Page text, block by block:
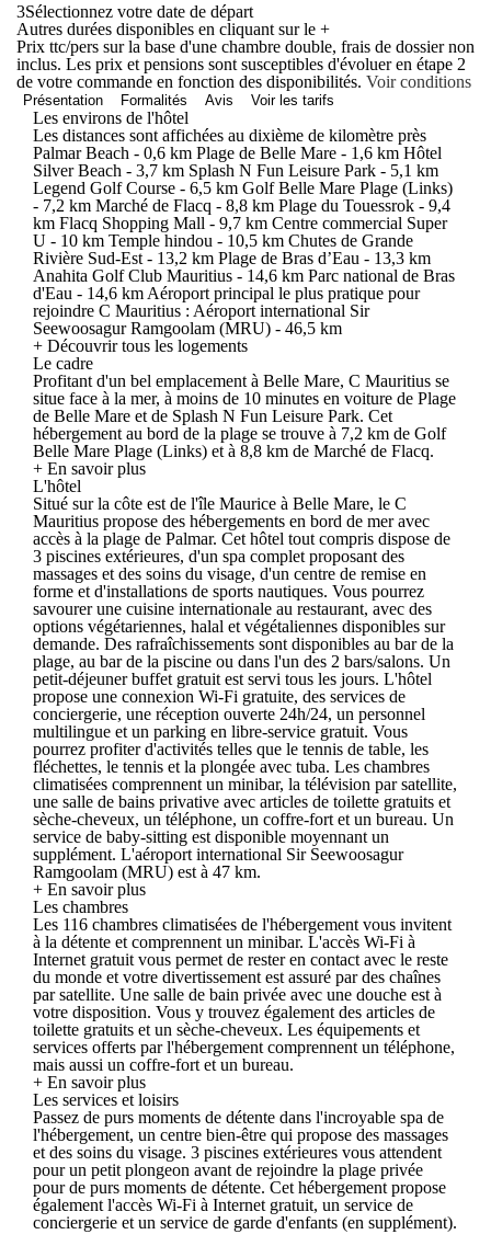
3Sélectionnez votre date de départ
Autres durées disponibles en cliquant sur le +
Prix ttc/pers sur la base d'une chambre double, frais de dossier non
inclus. Les prix et pensions sont susceptibles d'évoluer en étape 2
de votre commande en fonction des disponibilités. Voir conditions
Présentation Formalités Avis Voir les tarifs
Les environs de l'hôtel
Les distances sont affichées au dixième de kilomètre près
Palmar Beach - 0,6 km Plage de Belle Mare - 1,6 km Hôtel
Silver Beach - 3,7 km Splash N Fun Leisure Park - 5,1 km
Legend Golf Course - 6,5 km Golf Belle Mare Plage (Links)
- 7,2 km Marché de Flacq - 8,8 km Plage du Touessrok - 9,4
km Flacq Shopping Mall - 9,7 km Centre commercial Super
U - 10 km Temple hindou - 10,5 km Chutes de Grande
Rivière Sud-Est - 13,2 km Plage de Bras d’Eau - 13,3 km
Anahita Golf Club Mauritius - 14,6 km Parc national de Bras
d'Eau - 14,6 km Aéroport principal le plus pratique pour
rejoindre C Mauritius : Aéroport international Sir
Seewoosagur Ramgoolam (MRU) - 46,5 km
+ Découvrir tous les logements
Le cadre
Profitant d'un bel emplacement à Belle Mare, C Mauritius se
situe face à la mer, à moins de 10 minutes en voiture de Plage
de Belle Mare et de Splash N Fun Leisure Park. Cet
hébergement au bord de la plage se trouve à 7,2 km de Golf
Belle Mare Plage (Links) et à 8,8 km de Marché de Flacq.
+ En savoir plus
L'hôtel
Situé sur la côte est de l'île Maurice à Belle Mare, le C
Mauritius propose des hébergements en bord de mer avec
accès à la plage de Palmar. Cet hôtel tout compris dispose de
3 piscines extérieures, d'un spa complet proposant des
massages et des soins du visage, d'un centre de remise en
forme et d'installations de sports nautiques. Vous pourrez
savourer une cuisine internationale au restaurant, avec des
options végétariennes, halal et végétaliennes disponibles sur
demande. Des rafraîchissements sont disponibles au bar de la
plage, au bar de la piscine ou dans l'un des 2 bars/salons. Un
petit-déjeuner buffet gratuit est servi tous les jours. L'hôtel
propose une connexion Wi-Fi gratuite, des services de
conciergerie, une réception ouverte 24h/24, un personnel
multilingue et un parking en libre-service gratuit. Vous
pourrez profiter d'activités telles que le tennis de table, les
fléchettes, le tennis et la plongée avec tuba. Les chambres
climatisées comprennent un minibar, la télévision par satellite,
une salle de bains privative avec articles de toilette gratuits et
sèche-cheveux, un téléphone, un coffre-fort et un bureau. Un
service de baby-sitting est disponible moyennant un
supplément. L'aéroport international Sir Seewoosagur
Ramgoolam (MRU) est à 47 km.
+ En savoir plus
Les chambres
Les 116 chambres climatisées de l'hébergement vous invitent
à la détente et comprennent un minibar. L'accès Wi-Fi à
Internet gratuit vous permet de rester en contact avec le reste
du monde et votre divertissement est assuré par des chaînes
par satellite. Une salle de bain privée avec une douche est à
votre disposition. Vous y trouvez également des articles de
toilette gratuits et un sèche-cheveux. Les équipements et
services offerts par l'hébergement comprennent un téléphone,
mais aussi un coffre-fort et un bureau.
+ En savoir plus
Les services et loisirs
Passez de purs moments de détente dans l'incroyable spa de
l'hébergement, un centre bien-être qui propose des massages
et des soins du visage. 3 piscines extérieures vous attendent
pour un petit plongeon avant de rejoindre la plage privée
pour de purs moments de détente. Cet hébergement propose
également l'accès Wi-Fi à Internet gratuit, un service de
conciergerie et un service de garde d'enfants (en supplément).